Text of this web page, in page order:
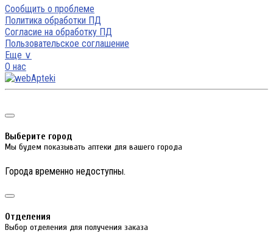
Сообщить о проблеме
Политика обработки ПД
Согласие на обработку ПД
Пользовательское соглашение
Еще ∨
О нас
Выберите город
Мы будем показывать аптеки для вашего города
Города временно недоступны.
Отделения
Выбор отделения для получения заказа